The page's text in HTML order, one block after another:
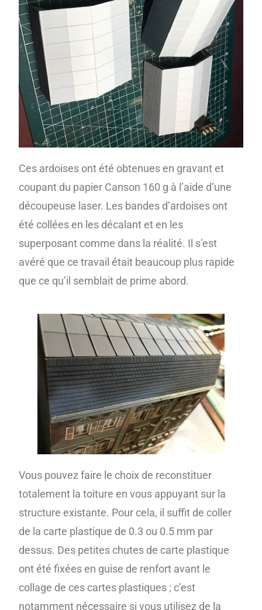
Ces ardoises ont été obtenues en gravant et
coupant du papier Canson 160 g à l’aide d’une
découpeuse laser. Les bandes d’ardoises ont
été collées en les décalant et en les
superposant comme dans la réalité. Il s’est
avéré que ce travail était beaucoup plus rapide
que ce qu’il semblait de prime abord.
Vous pouvez faire le choix de reconstituer
totalement la toiture en vous appuyant sur la
structure existante. Pour cela, il suffit de coller
de la carte plastique de 0.3 ou 0.5 mm par
dessus. Des petites chutes de carte plastique
ont été fixées en guise de renfort avant le
collage de ces cartes plastiques ; c’est
notamment nécessaire si vous utilisez de la